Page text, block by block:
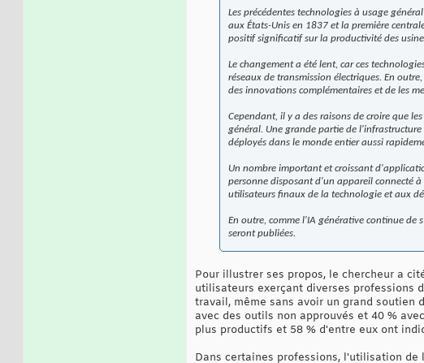
Les précédentes technologies à usage
aux États-Unis en 1837 et la première
positif significatif sur la productivité des
Le changement a été lent, car ces
réseaux de transmission électriques. En
des innovations complémentaires et de les
Cependant, il y a des raisons de croire que
général. Une grande partie de l'infrastructure
déployés dans le monde entier aussi
Un nombre important et croissant
personne disposant d'un appareil connecté
utilisateurs finaux de la technologie et aux
En outre, comme l'IA générative continue de
seront publiées.
Pour illustrer ses propos, le chercheur a
utilisateurs exerçant diverses professions
travail, même sans avoir un grand
avec des outils non approuvés et 40 %
plus productifs et 58 % d'entre eux ont
Dans certaines professions, l'utilisation de